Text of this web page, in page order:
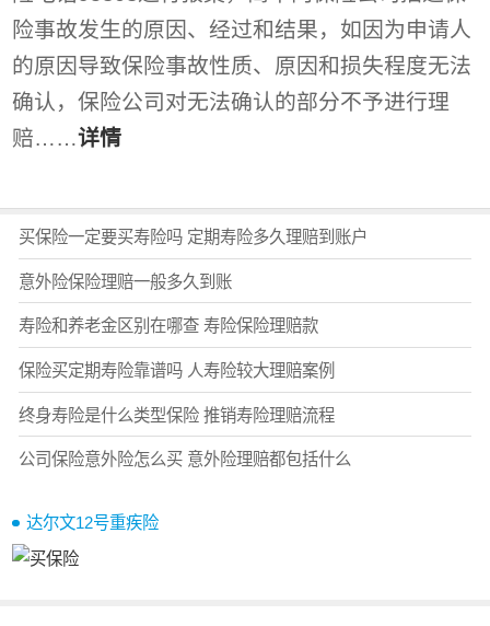
险事故发生的原因、经过和结果，如因为申请人
的原因导致保险事故性质、原因和损失程度无法
确认，保险公司对无法确认的部分不予进行理
赔……详情
买保险一定要买寿险吗 定期寿险多久理赔到账户
意外险保险理赔一般多久到账
寿险和养老金区别在哪查 寿险保险理赔款
保险买定期寿险靠谱吗 人寿险较大理赔案例
终身寿险是什么类型保险 推销寿险理赔流程
公司保险意外险怎么买 意外险理赔都包括什么
达尔文12号重疾险